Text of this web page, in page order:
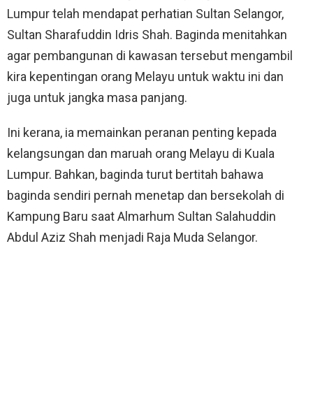
Lumpur telah mendapat perhatian Sultan Selangor,
Sultan Sharafuddin Idris Shah. Baginda menitahkan
agar pembangunan di kawasan tersebut mengambil
kira kepentingan orang Melayu untuk waktu ini dan
juga untuk jangka masa panjang.
Ini kerana, ia memainkan peranan penting kepada
kelangsungan dan maruah orang Melayu di Kuala
Lumpur. Bahkan, baginda turut bertitah bahawa
baginda sendiri pernah menetap dan bersekolah di
Kampung Baru saat Almarhum Sultan Salahuddin
Abdul Aziz Shah menjadi Raja Muda Selangor.